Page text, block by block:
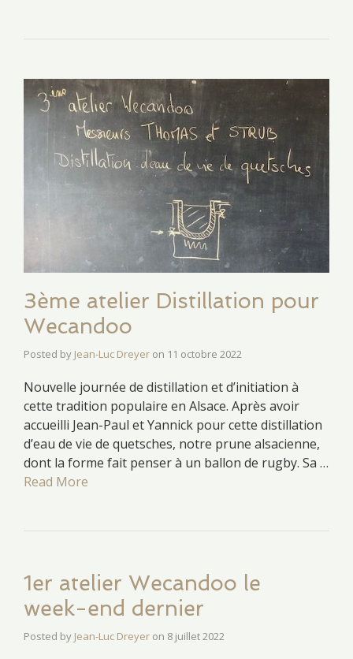
3ème atelier Distillation pour
Wecandoo
Posted by Jean-Luc Dreyer on 11 octobre 2022
Nouvelle journée de distillation et d’initiation à
cette tradition populaire en Alsace. Après avoir
accueilli Jean-Paul et Yannick pour cette distillation
d’eau de vie de quetsches, notre prune alsacienne,
dont la forme fait penser à un ballon de rugby. Sa …
Read More
1er atelier Wecandoo le
week-end dernier
Posted by Jean-Luc Dreyer on 8 juillet 2022